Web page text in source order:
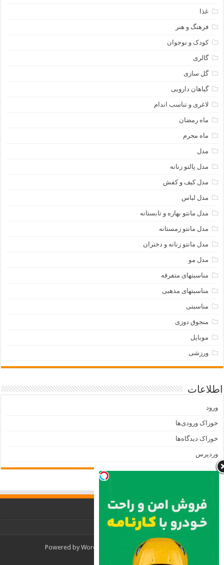
غذا
فرهنگ و هنر
کودک و نوجوان
گالری
گل سازی
گیاهان دارویی
لاغری و تناسب اندام
ماه رمضان
ماه محرم
مدل
مدل پالتو زنانه
مدل کیف و کفش
مدل لباس
مدل مانتو بهاره و تابستانه
مدل مانتو زمستانه
مدل مانتو زنانه و دختران
مدل مو
مناسبتهای متفرقه
مناسبتهای مذهبی
مناسبتی
منجوق دوزی
موبایل
ورزشی
اطلاعات
ورود
خوراک ورودی‌ها
خوراک دیدگاه‌ها
وردپرس
Powered by WordPress | Designed by TieLabs